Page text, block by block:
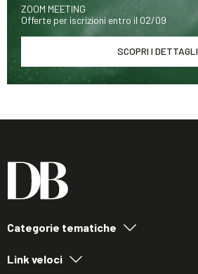
ZOOM MEETING
Offerte per iscrizioni entro il 02/09
SCOPRI I DETTAGLI
Categorie tematiche
Link veloci